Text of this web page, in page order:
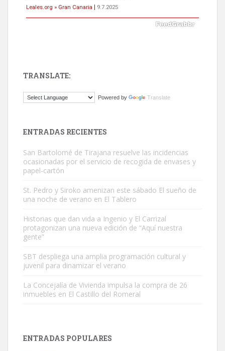
Leales.org » Gran Canaria
9.7.2025
El ayuntamiento se va a llevar a Los Gatos callejeros de la zona los
Este gato macho ha aparecido en la calle hace menos de un mes,
es muy manso y extremadamente cari...
Leales.org » Gran Canaria
TRANSLATE:
Powered by Translate
ENTRADAS RECIENTES
San Bartolomé de Tirajana resuelve las incidencias
ocasionadas por el servicio de recogida de envases y
papel-cartón
St. Pedro y Siroko amenizan este sábado El sueño de
una noche de verano en El Tablero
Historias que dan vida a Ingenio y El Carrizal
protagonizan una nueva edición de “Aquí nuestra
gente”
SBT despliega una amplia programación cultural y
juvenil para dinamizar el verano
La Concejalía de Vivienda impulsa la compra de 26
inmuebles en El Castillo del Romeral
ENTRADAS POPULARES